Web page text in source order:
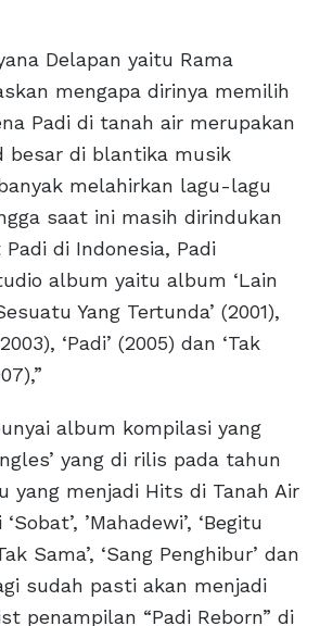
Delapan yaitu Rama
mengapa dirinya memilih
Padi di tanah air merupakan
besar di blantika musik
melahirkan lagu-lagu
saat ini masih dirindukan
di Indonesia, Padi
album yaitu album ‘Lain
Yang Tertunda’ (2001),
‘Padi’ (2005) dan ‘Tak
album kompilasi yang
yang di rilis pada tahun
yang menjadi Hits di Tanah Air
’Mahadewi’, ‘Begitu
Sama’, ‘Sang Penghibur’ dan
sudah pasti akan menjadi
penampilan “Padi Reborn” di